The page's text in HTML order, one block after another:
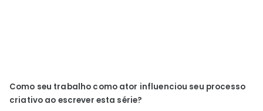
Como seu trabalho como ator influenciou seu processo
criativo ao escrever esta série?